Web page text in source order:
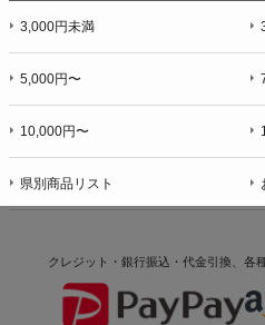
3,000円未満
5,000円〜
10,000円〜
県別商品リスト
クレジット・銀行振込・代金引換、各